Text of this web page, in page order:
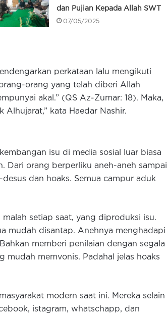
dan Pujian Kepada Allah SWT
07/05/2025
perkataan lalu mengikuti
orang yang telah diberi Allah
akal.” (QS Az-Zumar: 18). Maka,
kata Haedar Nashir.
isu di media sosial luar biasa
Dari orang berperliku aneh-aneh sampai
dan hoaks. Semua campur aduk
setiap saat, yang diproduksi isu.
mudah disantap. Anehnya menghadapi
memberi penilaian dengan segala
mudah memvonis. Padahal jelas hoaks
modern saat ini. Mereka selain
istagram, whatschapp, dan